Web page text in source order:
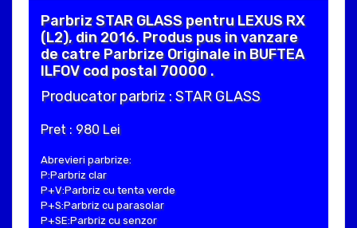
Parbriz STAR GLASS pentru LEXUS RX
(L2), din 2016. Produs pus in vanzare
de catre Parbrize Originale in BUFTEA
ILFOV cod postal 70000 .
Producator parbriz : STAR GLASS
Pret : 980 Lei
Abrevieri parbrize:
P:Parbriz clar
P+V:Parbriz cu tenta verde
P+S:Parbriz cu parasolar
P+SE:Parbriz cu senzor